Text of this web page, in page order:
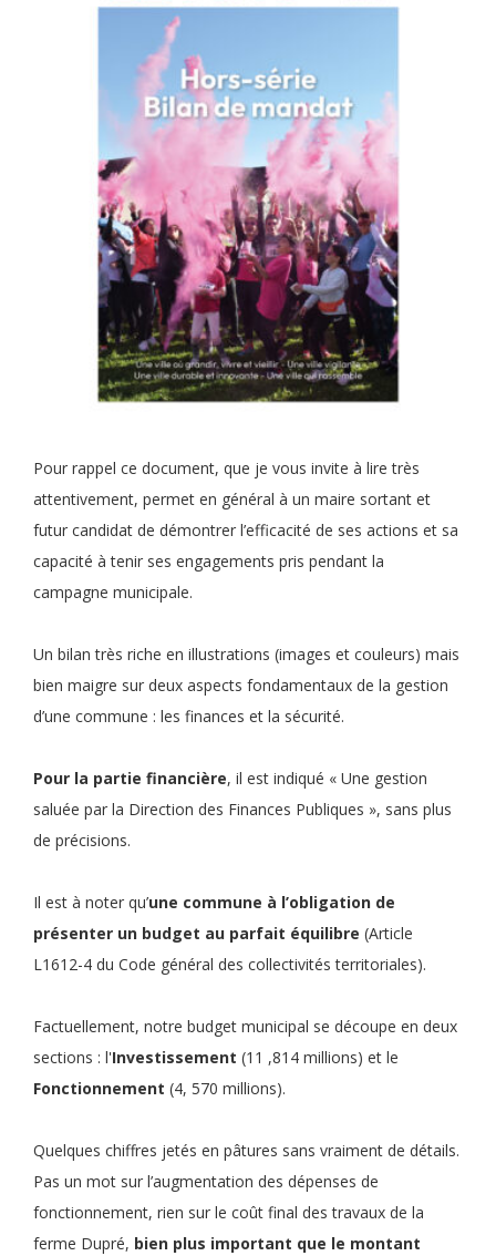
Pour rappel ce document, que je vous invite à lire très
attentivement, permet en général à un maire sortant et
futur candidat de démontrer l’efficacité de ses actions et sa
capacité à tenir ses engagements pris pendant la
campagne municipale.
Un bilan très riche en illustrations (images et couleurs) mais
bien maigre sur deux aspects fondamentaux de la gestion
d’une commune : les finances et la sécurité.
Pour la partie financière, il est indiqué « Une gestion
saluée par la Direction des Finances Publiques », sans plus
de précisions.
Il est à noter qu’une commune à l’obligation de
présenter un budget au parfait équilibre (Article
L1612-4 du Code général des collectivités territoriales).
Factuellement, notre budget municipal se découpe en deux
sections : l'Investissement (11 ,814 millions) et le
Fonctionnement (4, 570 millions).
Quelques chiffres jetés en pâtures sans vraiment de détails.
Pas un mot sur l’augmentation des dépenses de
fonctionnement, rien sur le coût final des travaux de la
ferme Dupré, bien plus important que le montant